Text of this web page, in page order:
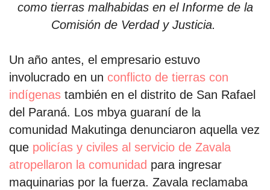
como tierras malhabidas en el Informe de la
Comisión de Verdad y Justicia.
Un año antes, el empresario estuvo
involucrado en un conflicto de tierras con
indígenas también en el distrito de San Rafael
del Paraná. Los mbya guaraní de la
comunidad Makutinga denunciaron aquella vez
que policías y civiles al servicio de Zavala
atropellaron la comunidad para ingresar
maquinarias por la fuerza. Zavala reclamaba